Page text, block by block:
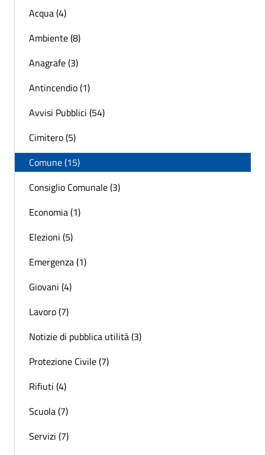
Acqua (4)
Ambiente (8)
Anagrafe (3)
Antincendio (1)
Avvisi Pubblici (54)
Cimitero (5)
Comune (15)
Consiglio Comunale (3)
Economia (1)
Elezioni (5)
Emergenza (1)
Giovani (4)
Lavoro (7)
Notizie di pubblica utilità (3)
Protezione Civile (7)
Rifiuti (4)
Scuola (7)
Servizi (7)